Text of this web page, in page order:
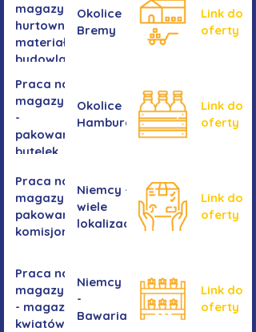
magazynie -
hurtownia
materiałów
budowlanych
Okolice
Bremy
Link do
oferty
Praca na
magazynie
-
pakowanie
butelek
Okolice
Hamburga
Link do
oferty
Praca na
magazynie /
pakowanie /
komisjonowanie
Niemcy -
wiele
lokalizacji
Link do
oferty
Praca na
magazynie
- magazyn
kwiatów
Niemcy
-
Bawaria
Link do
oferty